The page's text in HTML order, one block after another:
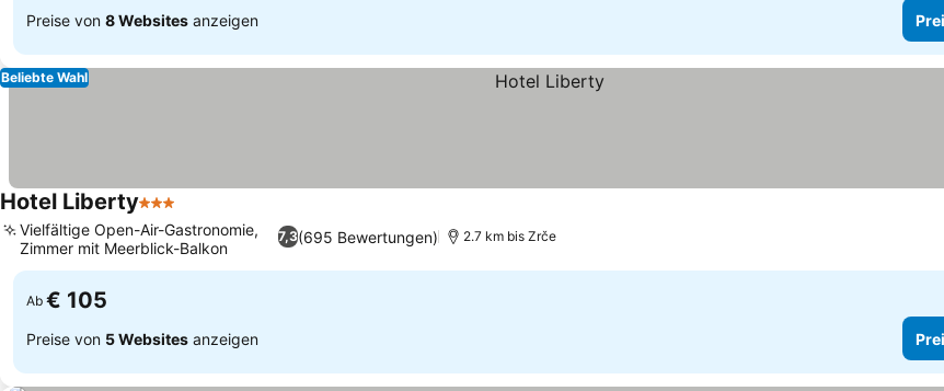
Preise von 8 Websites anzeigen
Beliebte Wahl
Hotel Liberty3 Sterne
7,3(695 Bewertungen)
Vielfältige Open-Air-Gastronomie,
Zimmer mit Meerblick-Balkon
2.7 km bis Zrče
Ab € 105
Preise von 5 Websites anzeigen